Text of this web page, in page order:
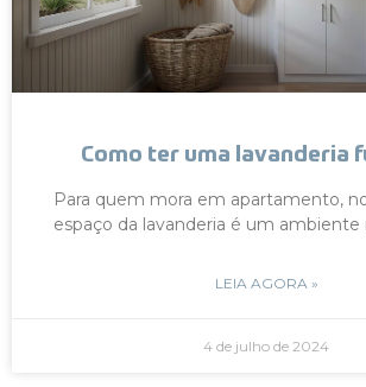
Como ter uma lavanderia
Para quem mora em apartamento,
espaço da lavanderia é um
LEIA AGORA »
4 de julho de 2024